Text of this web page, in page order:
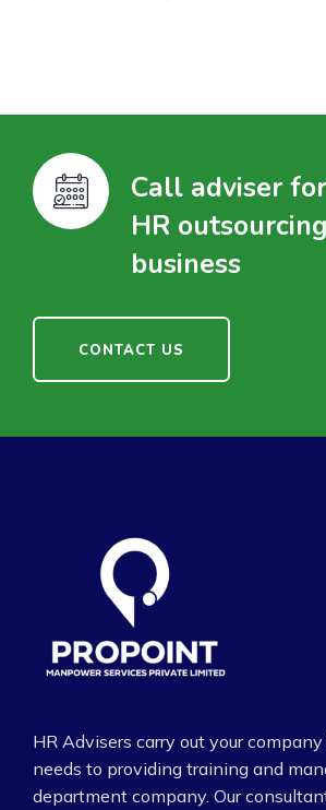
Call adviser
HR
business
CONTACT US
HR Advisers carry out your
needs to providing training and
department company. Our